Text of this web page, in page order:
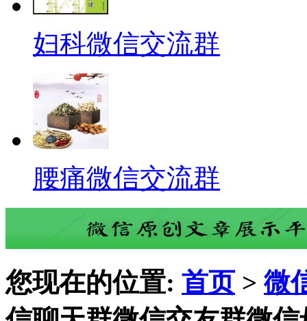
妇科微信交流群
腰痛微信交流群
您现在的位置: 首页 >微